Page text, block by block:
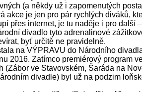
(a někdy už i zapomenutých
akce je jen pro pár rychlých diváků,
přes internet, je tu naděje i pro další –
divadlo tyto adrenalinové
byť určitě ne pravidelně.
na VÝPRAVU do Národního
2016. Zatímco premiérový program
(Zábor ve Stavovském, Šaráda na
divadle) byl už na podzim